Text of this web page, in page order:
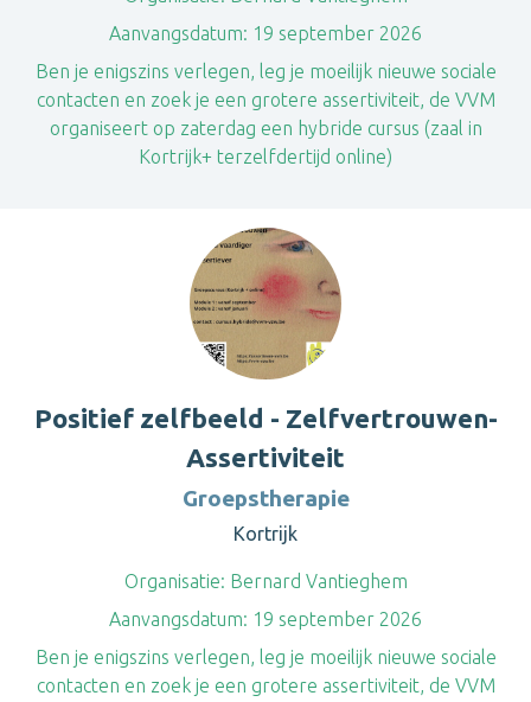
Aanvangsdatum: 19 september 2026
Ben je enigszins verlegen, leg je moeilijk nieuwe sociale
contacten en zoek je een grotere assertiviteit, de VVM
organiseert op zaterdag een hybride cursus (zaal in
Kortrijk+ terzelfdertijd online)
Positief zelfbeeld - Zelfvertrouwen-
Assertiviteit
Groepstherapie
Kortrijk
Organisatie: Bernard Vantieghem
Aanvangsdatum: 19 september 2026
Ben je enigszins verlegen, leg je moeilijk nieuwe sociale
contacten en zoek je een grotere assertiviteit, de VVM